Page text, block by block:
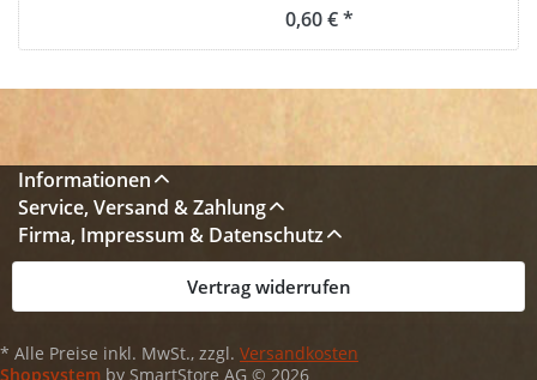
0,60 € *
Informationen
Service, Versand & Zahlung
Firma, Impressum & Datenschutz
Vertrag widerrufen
* Alle Preise inkl. MwSt., zzgl. Versandkosten
Shopsystem by SmartStore AG © 2026